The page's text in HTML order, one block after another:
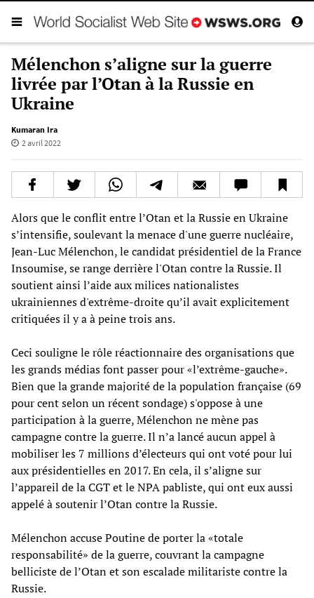
Mélenchon s’aligne sur la guerre
livrée par l’Otan à la Russie en
Ukraine
Kumaran Ira
2 avril 2022
Alors que le conflit entre l’Otan et la Russie en Ukraine
s’intensifie, soulevant la menace d'une guerre nucléaire,
Jean-Luc Mélenchon, le candidat présidentiel de la France
Insoumise, se range derrière l'Otan contre la Russie. Il
soutient ainsi l’aide aux milices nationalistes
ukrainiennes d'extrême-droite qu’il avait explicitement
critiquées il y a à peine trois ans.
Ceci souligne le rôle réactionnaire des organisations que
les grands médias font passer pour «l’extrême-gauche».
Bien que la grande majorité de la population française (69
pour cent selon un récent sondage) s'oppose à une
participation à la guerre, Mélenchon ne mène pas
campagne contre la guerre. Il n’a lancé aucun appel à
mobiliser les 7 millions d’électeurs qui ont voté pour lui
aux présidentielles en 2017. En cela, il s’aligne sur
l’appareil de la CGT et le NPA pabliste, qui ont eux aussi
appelé à soutenir l’Otan contre la Russie.
Mélenchon accuse Poutine de porter la «totale
responsabilité» de la guerre, couvrant la campagne
belliciste de l’Otan et son escalade militariste contre la
Russie.